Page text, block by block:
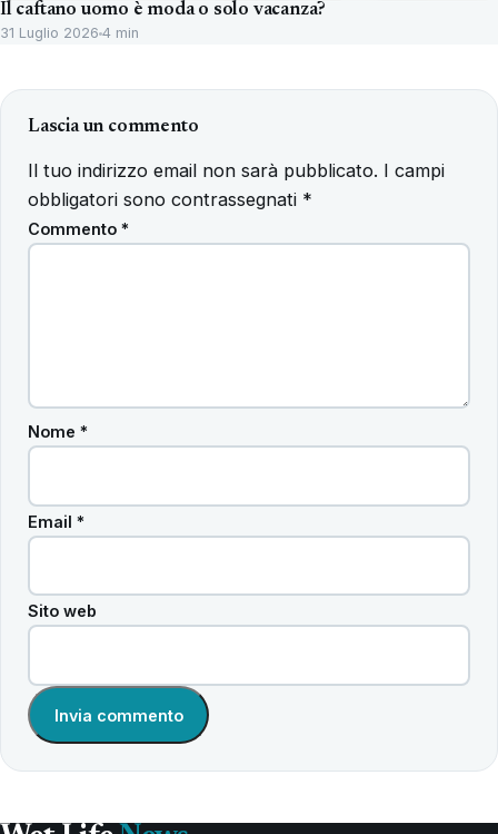
Il caftano uomo è moda o solo vacanza?
31 Luglio 2026 4 min
Lascia un commento
Il tuo indirizzo email non sarà pubblicato. I campi
obbligatori sono contrassegnati *
Commento *
Nome *
Email *
Sito web